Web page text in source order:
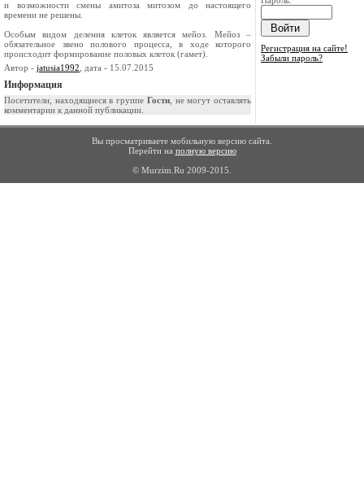
и возможности смены амитоза митозом до настоящего
времени не решены.
Особым видом деления клеток является мейоз. Мейоз –
обязательное звено полового процесса, в ходе которого
происходит формирование половых клеток (гамет).
Автор - jatusia1992 , дата - 15.07.2015
Информация
Посетители, находящиеся в группе Гости, не могут оставлять
комментарии к данной публикации.
Регистрация на сайте!
Забыли пароль?
Вы просматриваете мобильную версию сайта.
Перейти на полную версию
© Murzim.Ru 2009-2015.